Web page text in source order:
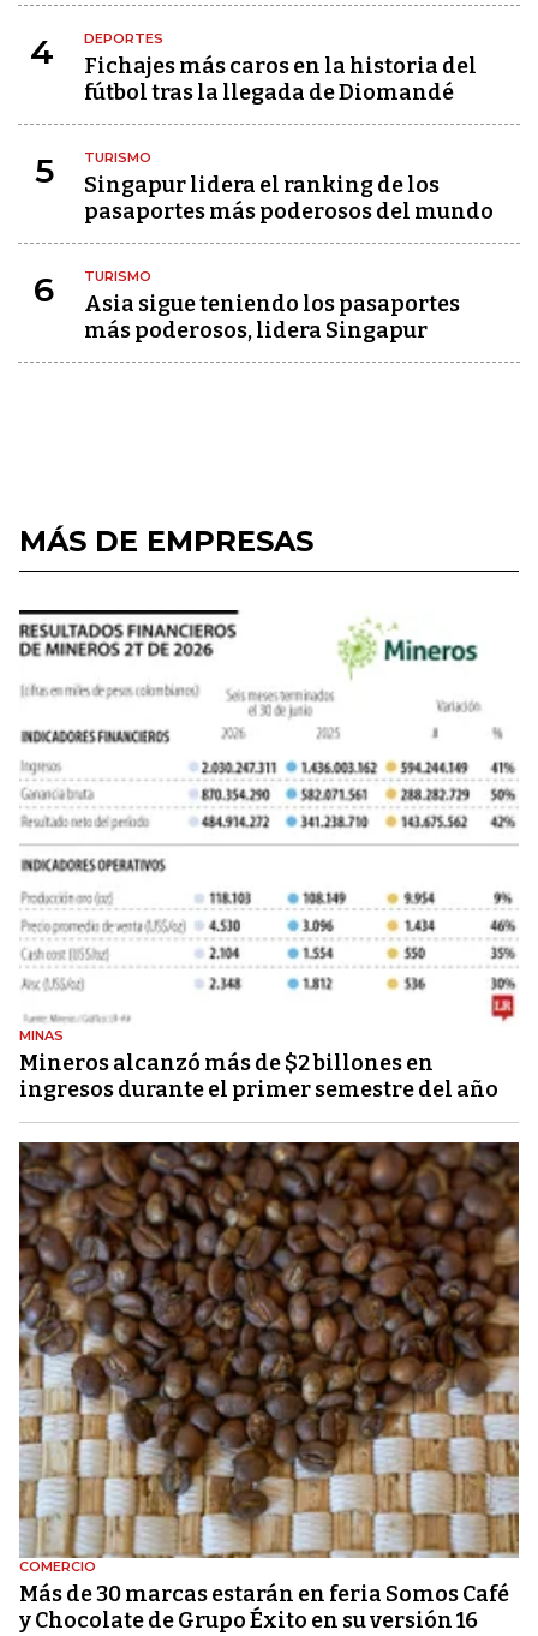
4 DEPORTES
Fichajes más caros en la historia del
fútbol tras la llegada de Diomandé
5 TURISMO
Singapur lidera el ranking de los
pasaportes más poderosos del mundo
6 TURISMO
Asia sigue teniendo los pasaportes
más poderosos, lidera Singapur
MÁS DE EMPRESAS
MINAS
Mineros alcanzó más de $2 billones en
ingresos durante el primer semestre del año
COMERCIO
Más de 30 marcas estarán en feria Somos Café
y Chocolate de Grupo Éxito en su versión 16